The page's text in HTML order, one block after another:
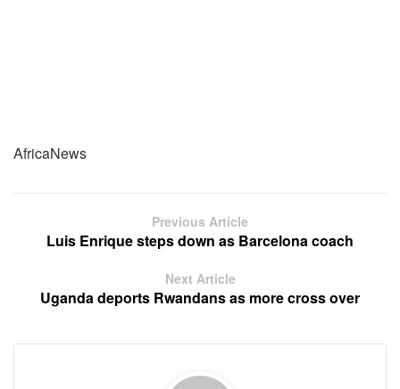
AfricaNews
Previous Article
Luis Enrique steps down as Barcelona coach
Next Article
Uganda deports Rwandans as more cross over